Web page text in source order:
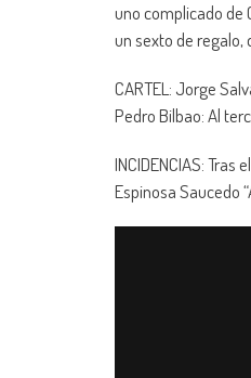
uno complicado de
un sexto de regalo,
CARTEL: Jorge
Pedro Bilbao: Al
INCIDENCIAS:
Espinosa Saucedo